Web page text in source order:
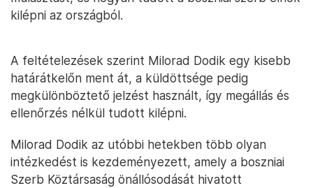
kilépni az országból.
A feltételezések szerint Milorad Dodik egy kisebb
határátkelőn ment át, a küldöttsége pedig
megkülönböztető jelzést használt, így megállás és
ellenőrzés nélkül tudott kilépni.
Milorad Dodik az utóbbi hetekben több olyan
intézkedést is kezdeményezett, amely a boszniai
Szerb Köztársaság önállósodását hivatott